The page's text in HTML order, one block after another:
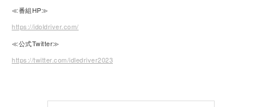
≪番組HP≫
https://idoldriver.com/
≪公式Twitter≫
https://twitter.com/idledriver2023